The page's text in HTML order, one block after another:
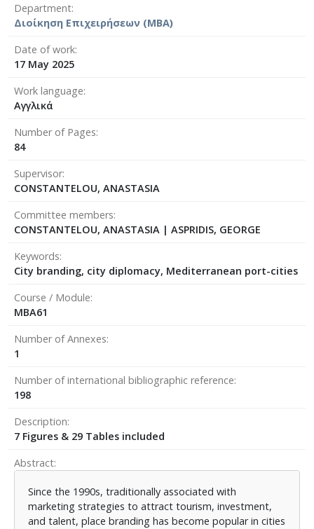
Department
Διοίκηση Επιχειρήσεων (MBA)
Date of work
17 May 2025
Work language
Αγγλικά
Number of Pages
84
Supervisor
CONSTANTELOU, ANASTASIA
Committee members
CONSTANTELOU, ANASTASIA | ASPRIDIS, GEORGE
Keywords
City branding, city diplomacy, Mediterranean port-cities
Course / Module
MBA61
Number of Annexes
1
Number of international bibliographic reference
198
Description
7 Figures & 29 Tables included
Abstract
Since the 1990s, traditionally associated with
marketing strategies to attract tourism, investment,
and talent, place branding has become popular in cities